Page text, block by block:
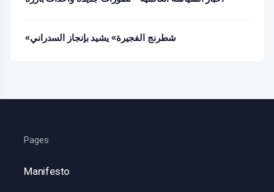
«شطرنج الفجيرة» يشيد بإنجاز السدراني
Pages
Manifesto